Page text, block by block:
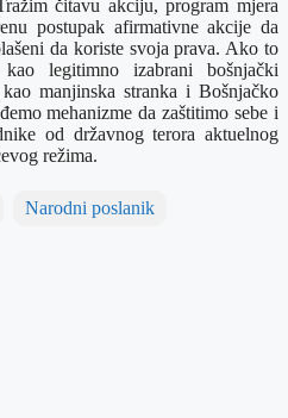
čitavu akciju, program mjera
postupak afirmativne akcije da
da koriste svoja prava. Ako to
legitimno izabrani bošnjački
manjinska stranka i Bošnjačko
mehanizme da zaštitimo sebe i
od državnog terora aktuelnog
režima.
Narodni poslanik